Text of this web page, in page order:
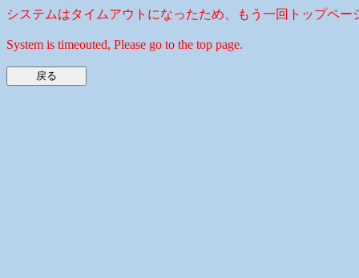
システムはタイムアウトになったため、もう一回トップペー
System is timeouted, Please go to the top page.